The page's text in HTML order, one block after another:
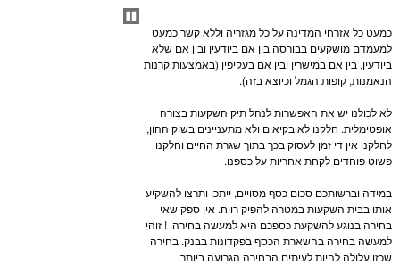
לדלג
לאזור
הבא
כמעט כל אזרחי המדינה על כל מגזריה וללא קשר כמעט
למעמדם מושקעים בבורסהבין אם ביודעין ובין אם שלא
ביודעין, בין אם במישרין ובין אם בעקיפין (באמצעות קרנות
הנאמנות, קופות הגמל וכיוצא בזה).
לא לכולנו יש את האפשרות לנהל תיק השקעותבצורה
אופטימלית. חלקנו לא בקיאים ולא מתעניינים בשוק ההון,
לחלקנו אין די זמן לעסוק בכך בתוך שגרת החיים וחלקנו
פשוט פוחדים לקחת אחריות על כספנו.
במידה וברשותכם סכום כסף מסויים, ייתכן ותרצו להשקיע
אותו בבית השקעותבמטרה להפיק רווח. אין ספק שאי
בחירה בנוגע להשקעת כספכם היא למעשה בחירה. ! זוהי
למעשה בחירה בהשארת הכסף בפקדונות בבנק. בחירה
שכזו עלולה להיות לעיתים הבחירה הגרועה ביותר.